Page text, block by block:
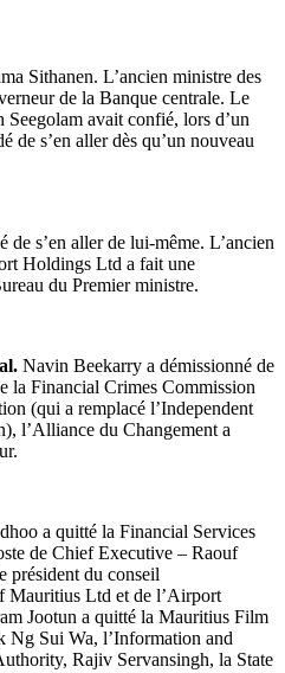
Sithanen. L’ancien ministre des
de la Banque centrale. Le
avait confié, lors d’un
de s’en aller dès qu’un nouveau
de s’en aller de lui-même. L’ancien
Holdings Ltd a fait une
du Premier ministre.
Navin Beekarry a démissionné de
la Financial Crimes Commission
(qui a remplacé l’Independent
l’Alliance du Changement a
a quitté la Financial Services
de Chief Executive ­– Raouf
président du conseil
Mauritius Ltd et de l’Airport
Jootun a quitté la Mauritius Film
Sui Wa, l’Information and
Rajiv Servansingh, la State